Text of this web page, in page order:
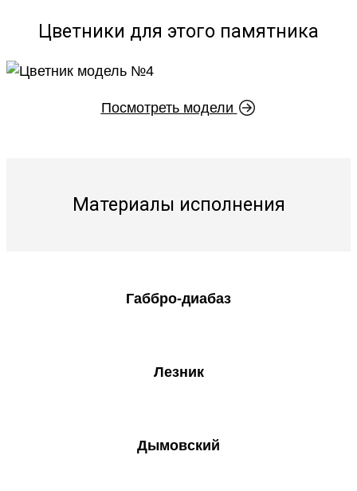
Цветники для этого памятника
Посмотреть модели
Материалы исполнения
Габбро-диабаз
Лезник
Дымовский